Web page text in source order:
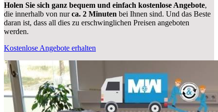
Holen Sie sich ganz bequem und einfach kostenlose Angebote,
die innerhalb von nurca. 2 Minuten bei Ihnen sind. Und das Beste
daran ist, dass all dies zu erschwinglichen Preisen angeboten
werden.
Kostenlose Angebote erhalten